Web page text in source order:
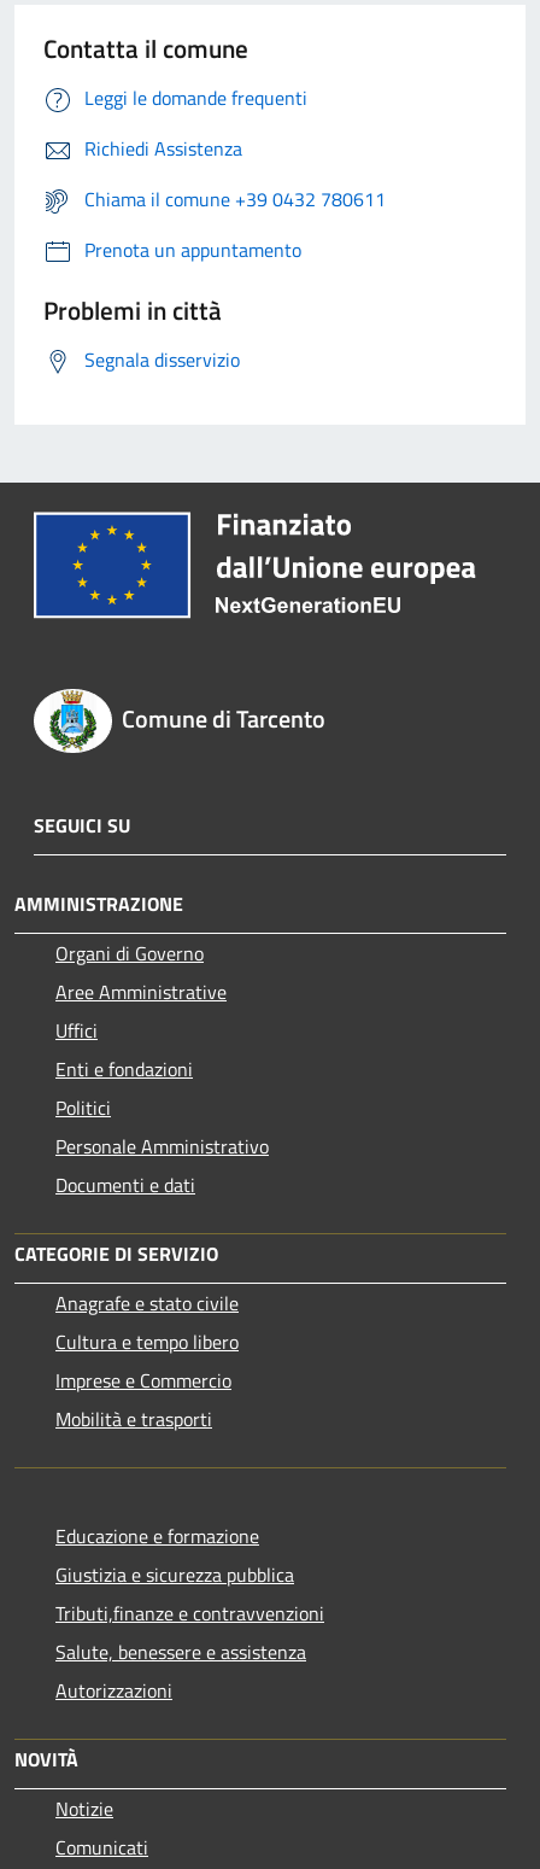
Contatta il comune
Leggi le domande frequenti
Richiedi Assistenza
Chiama il comune +39 0432 780611
Prenota un appuntamento
Problemi in città
Segnala disservizio
Comune di Tarcento
SEGUICI SU
AMMINISTRAZIONE
Organi di Governo
Aree Amministrative
Uffici
Enti e fondazioni
Politici
Personale Amministrativo
Documenti e dati
CATEGORIE DI SERVIZIO
Anagrafe e stato civile
Cultura e tempo libero
Imprese e Commercio
Mobilità e trasporti
Educazione e formazione
Giustizia e sicurezza pubblica
Tributi,finanze e contravvenzioni
Salute, benessere e assistenza
Autorizzazioni
NOVITÀ
Notizie
Comunicati